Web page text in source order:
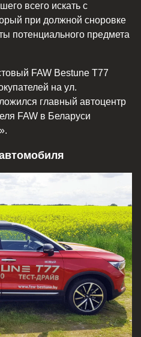
всего искать с
при должной сноровке
потенциального предмета
FAW Bestune T77
на ул.
главный автоцентр
FAW в Беларуси